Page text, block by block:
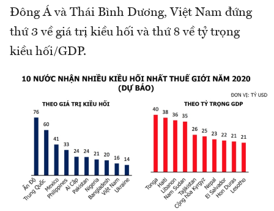
Đông Á và Thái Bình Dương, Việt Nam đứng
thứ 3 về giá trị kiều hối và thứ 8 về tỷ trọng
kiều hối/GDP.